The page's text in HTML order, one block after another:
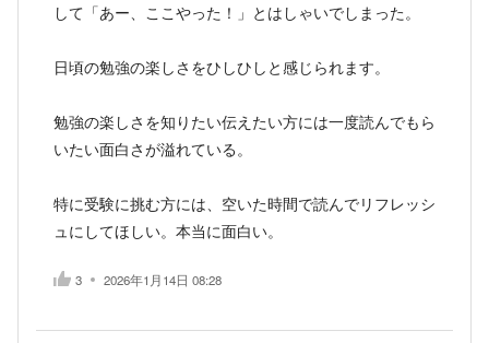
して「あー、ここやった！」とはしゃいでしまった。
日頃の勉強の楽しさをひしひしと感じられます。
勉強の楽しさを知りたい伝えたい方には一度読んでもら
いたい面白さが溢れている。
特に受験に挑む方には、空いた時間で読んでリフレッシ
ュにしてほしい。本当に面白い。
3 2026年1月14日 08:28